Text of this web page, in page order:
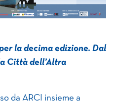
la decima edizione. Dal
Città dell’Altra
da ARCI insieme a